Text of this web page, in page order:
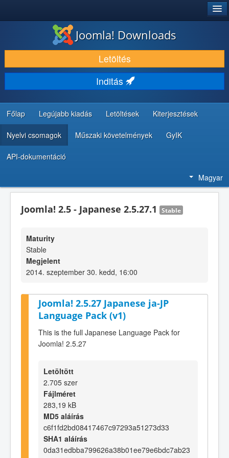
LETÖLTÉS ÉS KITERJESZTÉS
FEDEZZE FEL ÉS TANULJA MEG
KÖZÖSSÉG ÉS TÁMOGATÁS
FEJLESZTŐI ERŐFORRÁSOK
Joomla! Downloads
Letöltés
Inditás
Főlap Legújabb kiadás Letöltések Kiterjesztések
Nyelvi csomagok Műszaki követelmények GyIK
API-dokumentáció
Magyar
Joomla! 2.5 - Japanese 2.5.27.1 Stable
Maturity
Stable
Megjelent
2014. szeptember 30. kedd, 16:00
Joomla! 2.5.27 Japanese ja-JP
Language Pack (v1)
This is the full Japanese Language Pack for
Joomla! 2.5.27
Letöltött
2.705 szer
Fájlméret
283,19 kB
MD5 aláírás
c6f1fd2bd08417467c97293a51273d33
SHA1 aláírás
0da31edbba799626a38b01ee79e6bdc7ab23